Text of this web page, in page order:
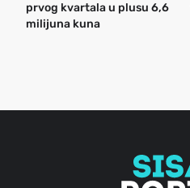
prvog kvartala u plusu 6,6
milijuna kuna